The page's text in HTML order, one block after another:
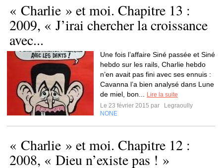
« Charlie » et moi. Chapitre 13 :
2009, « J’irai chercher la croissance
avec...
Une fois l’affaire Siné passée et Siné
hebdo sur les rails, Charlie hebdo
n’en avait pas fini avec ses ennuis :
Cavanna l’a bien analysé dans Lune
de miel, bon...
Lire la suite
Le 23 février 2015 par
Legraoully
NONE
« Charlie » et moi. Chapitre 12 :
2008, « Dieu n’existe pas ! »